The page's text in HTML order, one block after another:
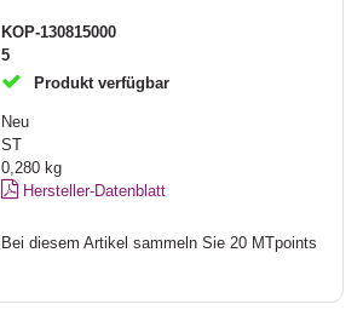
KOP-130815000
5
Produkt verfügbar
Neu
ST
0,280 kg
Hersteller-Datenblatt
Bei diesem Artikel sammeln Sie 20 MTpoints